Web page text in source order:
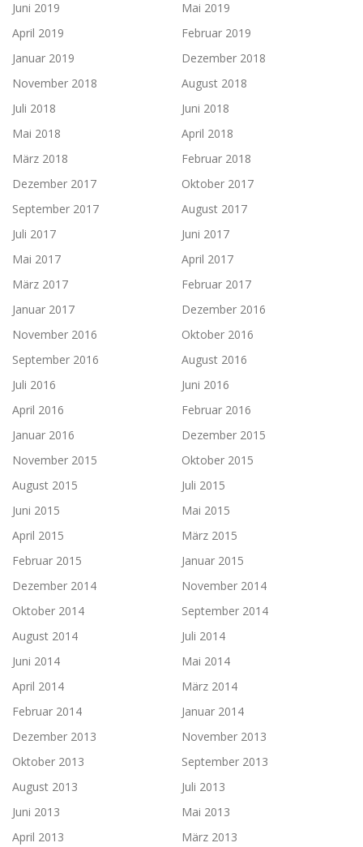
Juni 2019
Mai 2019
April 2019
Februar 2019
Januar 2019
Dezember 2018
November 2018
August 2018
Juli 2018
Juni 2018
Mai 2018
April 2018
März 2018
Februar 2018
Dezember 2017
Oktober 2017
September 2017
August 2017
Juli 2017
Juni 2017
Mai 2017
April 2017
März 2017
Februar 2017
Januar 2017
Dezember 2016
November 2016
Oktober 2016
September 2016
August 2016
Juli 2016
Juni 2016
April 2016
Februar 2016
Januar 2016
Dezember 2015
November 2015
Oktober 2015
August 2015
Juli 2015
Juni 2015
Mai 2015
April 2015
März 2015
Februar 2015
Januar 2015
Dezember 2014
November 2014
Oktober 2014
September 2014
August 2014
Juli 2014
Juni 2014
Mai 2014
April 2014
März 2014
Februar 2014
Januar 2014
Dezember 2013
November 2013
Oktober 2013
September 2013
August 2013
Juli 2013
Juni 2013
Mai 2013
April 2013
März 2013